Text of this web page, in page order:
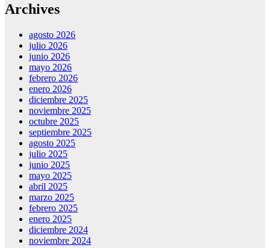
Archives
agosto 2026
julio 2026
junio 2026
mayo 2026
febrero 2026
enero 2026
diciembre 2025
noviembre 2025
octubre 2025
septiembre 2025
agosto 2025
julio 2025
junio 2025
mayo 2025
abril 2025
marzo 2025
febrero 2025
enero 2025
diciembre 2024
noviembre 2024